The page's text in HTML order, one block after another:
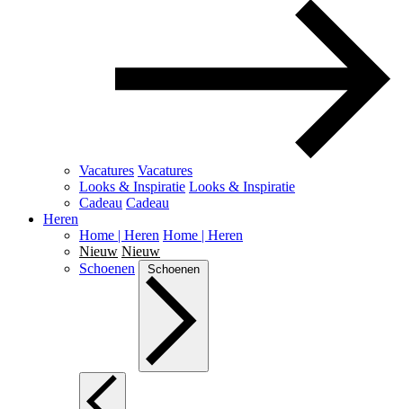
Vacatures Vacatures
Looks & Inspiratie Looks & Inspiratie
Cadeau Cadeau
Heren
Home | Heren Home | Heren
Nieuw Nieuw
Schoenen
Schoenen